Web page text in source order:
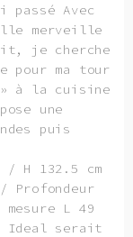
Avec
merveille
je cherche
pour ma tour
» à la cuisine
une
puis
/ H 132.5 cm
Profondeur
L 49
Ideal serait